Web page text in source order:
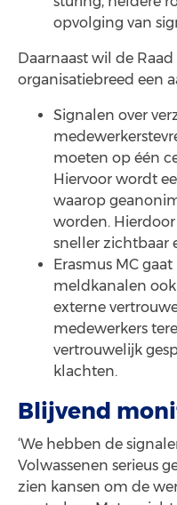
opvolging van
Daarnaast wil de Raad
organisatiebreed een
Signalen over
moeten op één
Hiervoor wordt
waarop
worden.
sneller zichtbaar
Erasmus MC
meldkanalen
externe
medewerkers
vertrouwelijk
klachten.
Blijvend
‘We hebben de
Volwassenen serieus
zien kansen om de